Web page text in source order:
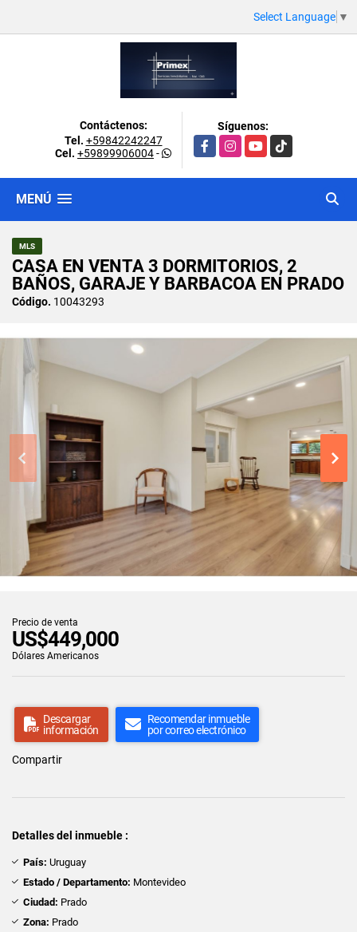
Select Language ▼
Contáctenos:
Tel. +59842242247
Cel. +59899906004-
Síguenos:
FacebookInstagramYouTubeTikTok
MENÚ
MLS
CASA EN VENTA 3 DORMITORIOS, 2
BAÑOS, GARAJE Y BARBACOA EN PRADO
Código. 10043293
Precio de venta
US$449,000
Dólares Americanos
Descargar
información
Recomendar inmueble
por correo electrónico
Compartir
Detalles del inmueble :
País: Uruguay
Estado / Departamento: Montevideo
Ciudad: Prado
Zona: Prado